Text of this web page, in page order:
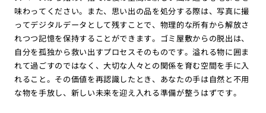
味わってください。また、思い出の品を処分する際は、写真に撮
ってデジタルデータとして残すことで、物理的な所有から解放さ
れつつ記憶を保持することができます。ゴミ屋敷からの脱出は、
自分を孤独から救い出すプロセスそのものです。溢れる物に囲ま
れて過ごすのではなく、大切な人々との関係を育む空間を手に入
れること。その価値を再認識したとき、あなたの手は自然と不用
な物を手放し、新しい未来を迎え入れる準備が整うはずです。